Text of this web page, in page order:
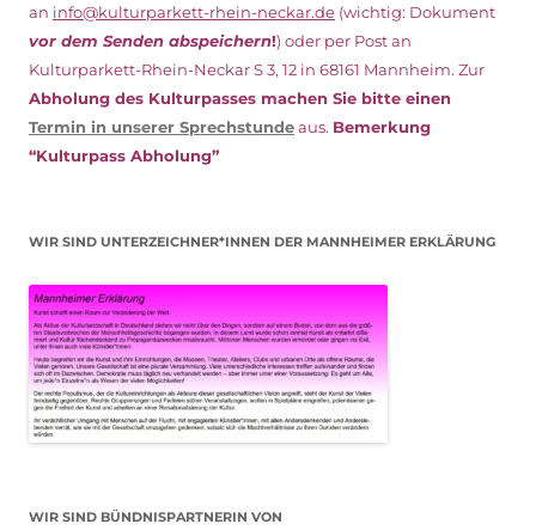
an info@kulturparkett-rhein-neckar.de (wichtig: Dokument
vor dem Senden abspeichern!) oder per Post an
Kulturparkett-Rhein-Neckar S 3, 12 in 68161 Mannheim. Zur
Abholung des Kulturpasses machen Sie bitte einen
Termin in unserer Sprechstundeaus. Bemerkung
“Kulturpass Abholung”
WIR SIND UNTERZEICHNER*INNEN DER MANNHEIMER ERKLÄRUNG
WIR SIND BÜNDNISPARTNERIN VON